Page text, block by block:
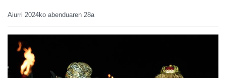
Aiurri 2024ko abenduaren 28a